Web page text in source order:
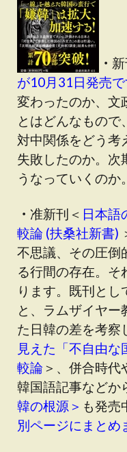
・
が10月31日発売
変わったのか、文
とはどんなもので
対中関係をどう考
失敗したのか。次
うなっていくのか
・ 准新刊＜ 日本語
較論 (扶桑社新書)
不思議、その圧倒
る行間の存在。そ
ります。既刊と
と、ラムザイヤー
た日韓の差を考察
見えた「不自由な
較論 ＞、併合時
韓国語記事などか
韓の根源＞ も発売
別ページにまとめ